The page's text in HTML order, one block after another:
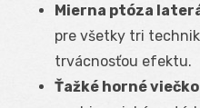
Mierna ptóza
pre všetky tri
trvácnosťou efektu.
Ťažké horné